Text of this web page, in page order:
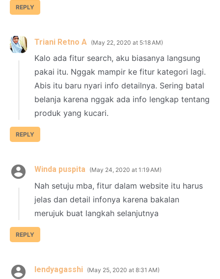
REPLY
Triani Retno A May 22, 2020 at 5:18 AM
Kalo ada fitur search, aku biasanya langsung
pakai itu. Nggak mampir ke fitur kategori lagi.
Abis itu baru nyari info detailnya. Sering batal
belanja karena nggak ada info lengkap tentang
produk yang kucari.
REPLY
Winda puspita May 24, 2020 at 1:19 AM
Nah setuju mba, fitur dalam website itu harus
jelas dan detail infonya karena bakalan
merujuk buat langkah selanjutnya
REPLY
lendyagasshi May 25, 2020 at 8:31 AM